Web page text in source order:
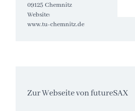
09125 Chemnitz
Website:
www.tu-chemnitz.de
Zur Webseite von futureSAX